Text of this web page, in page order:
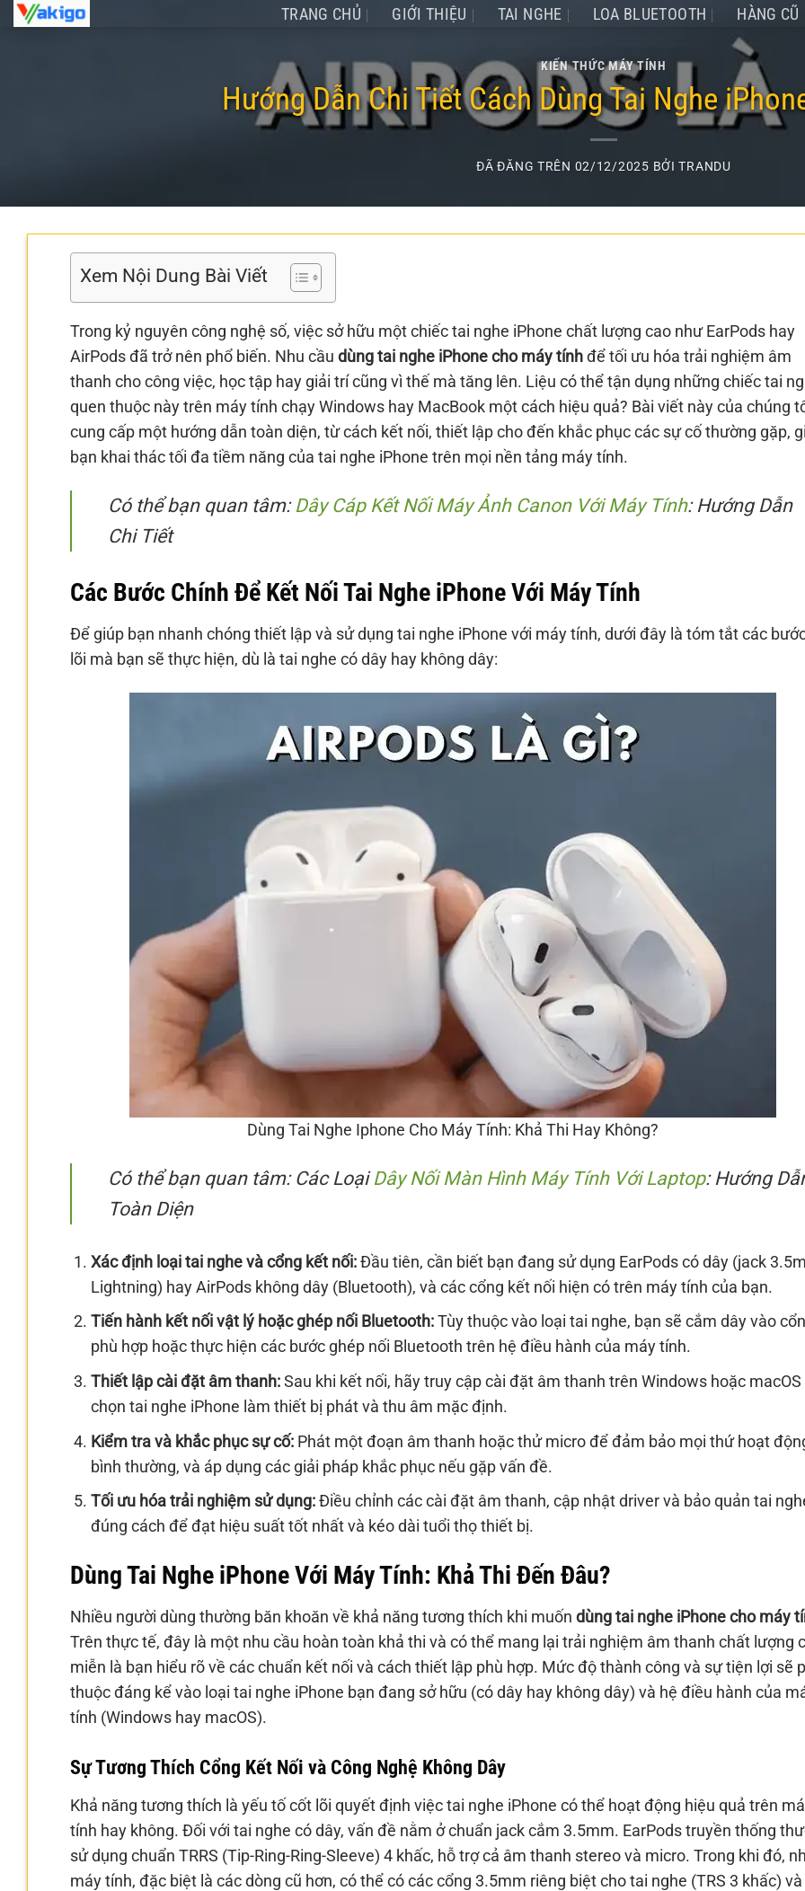
Chuyển
TRANG CHỦ GIỚI THIỆU TAI NGHE LOA BLUETOOTH HÀNG CŨ
KIẾN THỨC MÁY TÍNH
Hướng Dẫn Chi Tiết Cách Dùng Tai Nghe
ĐÃ ĐĂNG TRÊN 02/12/2025 BỞITRANDU
Xem Nội Dung Bài Viết
Trong kỷ nguyên công nghệ số, việc sở hữu một chiếc tai nghe iPhone chất lượng cao như EarPods hay
AirPods đã trở nên phổ biến. Nhu cầu dùng tai nghe iPhone cho máy tínhđể tối ưu hóa trải nghiệm âm
thanh cho công việc, học tập hay giải trí cũng vì thế mà tăng lên. Liệu có thể tận dụng những chiếc tai
quen thuộc này trên máy tính chạy Windows hay MacBook một cách hiệu quả? Bài viết này của chúng
cung cấp một hướng dẫn toàn diện, từ cách kết nối, thiết lập cho đến khắc phục các sự cố thường gặp,
bạn khai thác tối đa tiềm năng của tai nghe iPhone trên mọi nền tảng máy tính.
Có thể bạn quan tâm: Dây Cáp Kết Nối Máy Ảnh Canon Với Máy Tính: Hướng Dẫn
Chi Tiết
Các Bước Chính Để Kết Nối Tai Nghe iPhone Với Máy Tính
Để giúp bạn nhanh chóng thiết lập và sử dụng tai nghe iPhone với máy tính, dưới đây là tóm tắt các
lõi mà bạn sẽ thực hiện, dù là tai nghe có dây hay không dây:
Dùng Tai Nghe Iphone Cho Máy Tính: Khả Thi Hay Không?
Có thể bạn quan tâm: Các LoạiDây Nối Màn Hình Máy Tính Với Laptop: Hướng
Toàn Diện
Xác định loại tai nghe và cổng kết nối:Đầu tiên, cần biết bạn đang sử dụng EarPods có dây (jack
Lightning) hay AirPods không dây (Bluetooth), và các cổng kết nối hiện có trên máy tính của bạn.
Tiến hành kết nối vật lý hoặc ghép nối Bluetooth:Tùy thuộc vào loại tai nghe, bạn sẽ cắm dây vào
phù hợp hoặc thực hiện các bước ghép nối Bluetooth trên hệ điều hành của máy tính.
Thiết lập cài đặt âm thanh:Sau khi kết nối, hãy truy cập cài đặt âm thanh trên Windows hoặc macOS
chọn tai nghe iPhone làm thiết bị phát và thu âm mặc định.
Kiểm tra và khắc phục sự cố:Phát một đoạn âm thanh hoặc thử micro để đảm bảo mọi thứ hoạt
bình thường, và áp dụng các giải pháp khắc phục nếu gặp vấn đề.
Tối ưu hóa trải nghiệm sử dụng:Điều chỉnh các cài đặt âm thanh, cập nhật driver và bảo quản tai
đúng cách để đạt hiệu suất tốt nhất và kéo dài tuổi thọ thiết bị.
Dùng Tai Nghe iPhone Với Máy Tính: Khả Thi Đến Đâu?
Nhiều người dùng thường băn khoăn về khả năng tương thích khi muốn dùng tai nghe iPhone cho máy
Trên thực tế, đây là một nhu cầu hoàn toàn khả thi và có thể mang lại trải nghiệm âm thanh chất lượng
miễn là bạn hiểu rõ về các chuẩn kết nối và cách thiết lập phù hợp. Mức độ thành công và sự tiện lợi sẽ
thuộc đáng kể vào loại tai nghe iPhone bạn đang sở hữu (có dây hay không dây) và hệ điều hành của
tính (Windows hay macOS).
Sự Tương Thích Cổng Kết Nối và Công Nghệ Không Dây
Khả năng tương thích là yếu tố cốt lõi quyết định việc tai nghe iPhone có thể hoạt động hiệu quả trên
tính hay không. Đối với tai nghe có dây, vấn đề nằm ở chuẩn jack cắm 3.5mm. EarPods truyền thống
sử dụng chuẩn TRRS (Tip-Ring-Ring-Sleeve) 4 khấc, hỗ trợ cả âm thanh stereo và micro. Trong khi đó,
máy tính, đặc biệt là các dòng cũ hơn, có thể có các cổng 3.5mm riêng biệt cho tai nghe (TRS 3 khấc) và